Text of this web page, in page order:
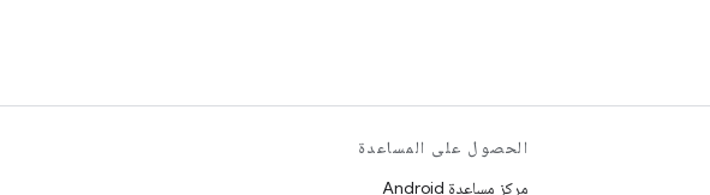
الحصول على المساعدة
مركز مساعدة Android